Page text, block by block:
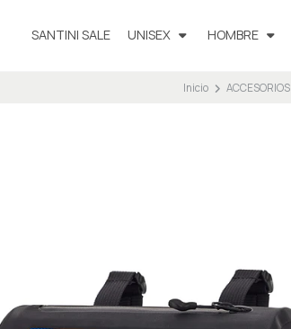
SANTINI SALE UNISEX HOMBRE
Inicio ACCESORIOS